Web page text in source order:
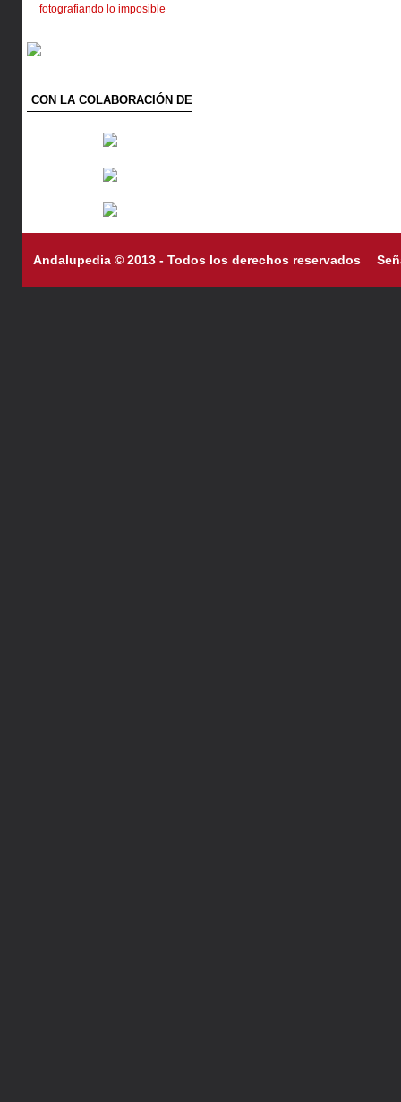
fotografiando lo imposible
CON LA COLABORACIÓN DE
Andalupedia © 2013 - Todos los derechos reservados